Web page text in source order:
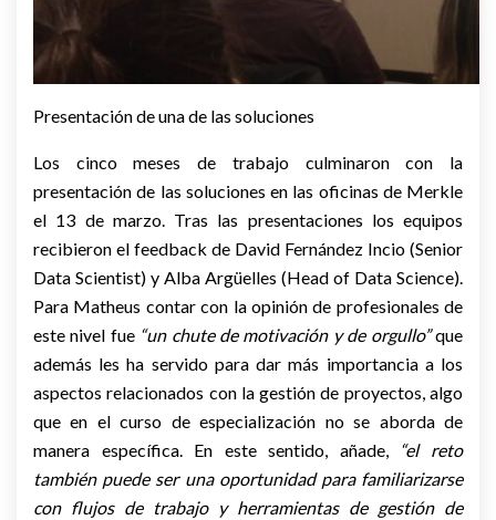
Presentación de una de las soluciones
Los cinco meses de trabajo culminaron con la
presentación de las soluciones en las oficinas de Merkle
el 13 de marzo. Tras las presentaciones los equipos
recibieron el feedback de David Fernández Incio (Senior
Data Scientist) y Alba Argüelles (Head of Data Science).
Para Matheus contar con la opinión de profesionales de
este nivel fue “un chute de motivación y de orgullo”que
además les ha servido para dar más importancia a los
aspectos relacionados con la gestión de proyectos, algo
que en el curso de especialización no se aborda de
manera específica. En este sentido, añade, “el reto
también puede ser una oportunidad para familiarizarse
con flujos de trabajo y herramientas de gestión de